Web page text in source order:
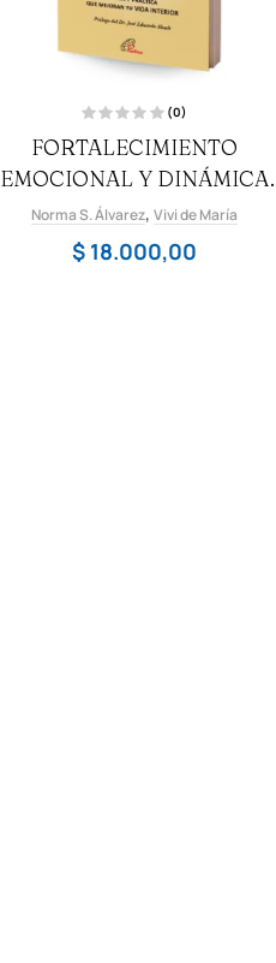
a
l
o
r
d
o
o
n
(0)
FORTALECIMIENTO
EMOCIONAL Y DINÁMICA
MENTAL 2
Norma S. Álvarez, Vivi de María
$ 18.000,00